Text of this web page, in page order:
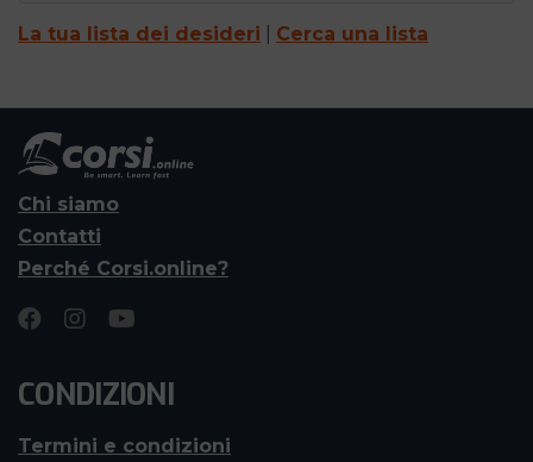
La tua lista dei desideri Cerca una lista
Chi siamo
Contatti
Perché Corsi.online?
CONDIZIONI
Termini e condizioni